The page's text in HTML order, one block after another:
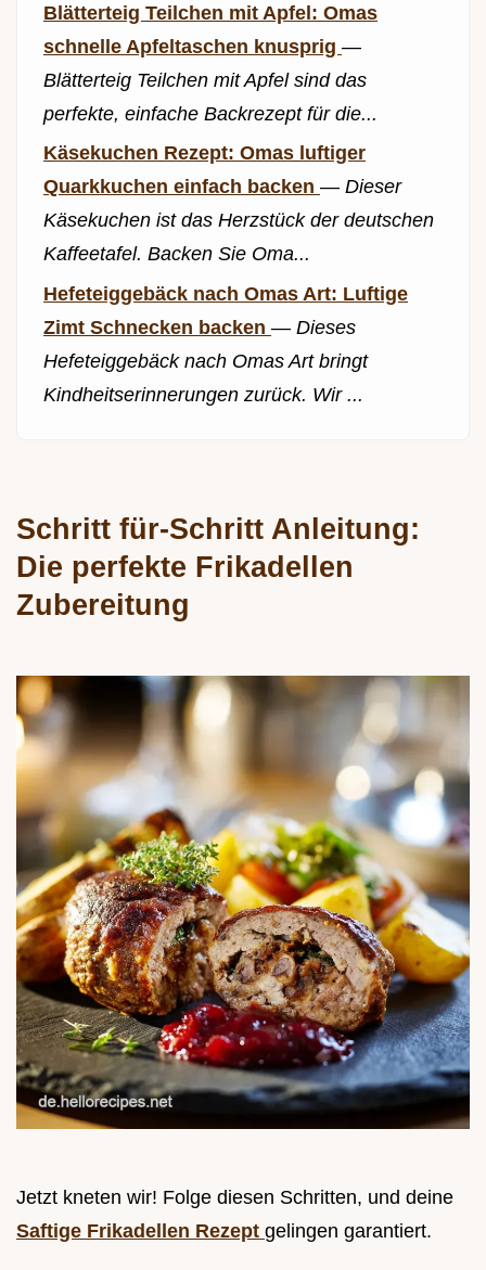
Blätterteig Teilchen mit Apfel: Omas
schnelle Apfeltaschen knusprig —
Blätterteig Teilchen mit Apfel sind das
perfekte, einfache Backrezept für die...
Käsekuchen Rezept: Omas luftiger
Quarkkuchen einfach backen — Dieser
Käsekuchen ist das Herzstück der deutschen
Kaffeetafel. Backen Sie Oma...
Hefeteiggebäck nach Omas Art: Luftige
Zimt Schnecken backen — Dieses
Hefeteiggebäck nach Omas Art bringt
Kindheitserinnerungen zurück. Wir ...
Schritt für-Schritt Anleitung:
Die perfekte Frikadellen
Zubereitung
Jetzt kneten wir! Folge diesen Schritten, und deine
Saftige Frikadellen Rezept gelingen garantiert.